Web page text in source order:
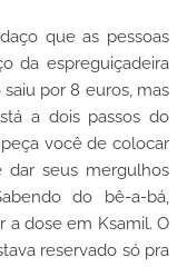
que as pessoas
da espreguiçadeira
por 8 euros, mas
a dois passos do
você de colocar
dar seus mergulhos
do bê-a-bá,
a dose em Ksamil. O
reservado só pra